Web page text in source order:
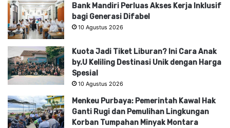
Bank Mandiri Perluas Akses Kerja Inklusif
bagi Generasi Difabel
10 Agustus 2026
Kuota Jadi Tiket Liburan? Ini Cara Anak
by.U Keliling Destinasi Unik dengan Harga
Spesial
10 Agustus 2026
Menkeu Purbaya: Pemerintah Kawal Hak
Ganti Rugi dan Pemulihan Lingkungan
Korban Tumpahan Minyak Montara